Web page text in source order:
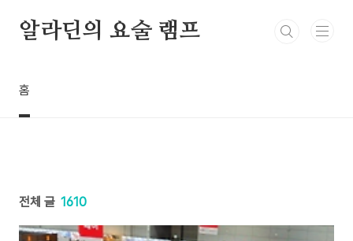
알라딘의 요술 램프
홈
전체 글 1610